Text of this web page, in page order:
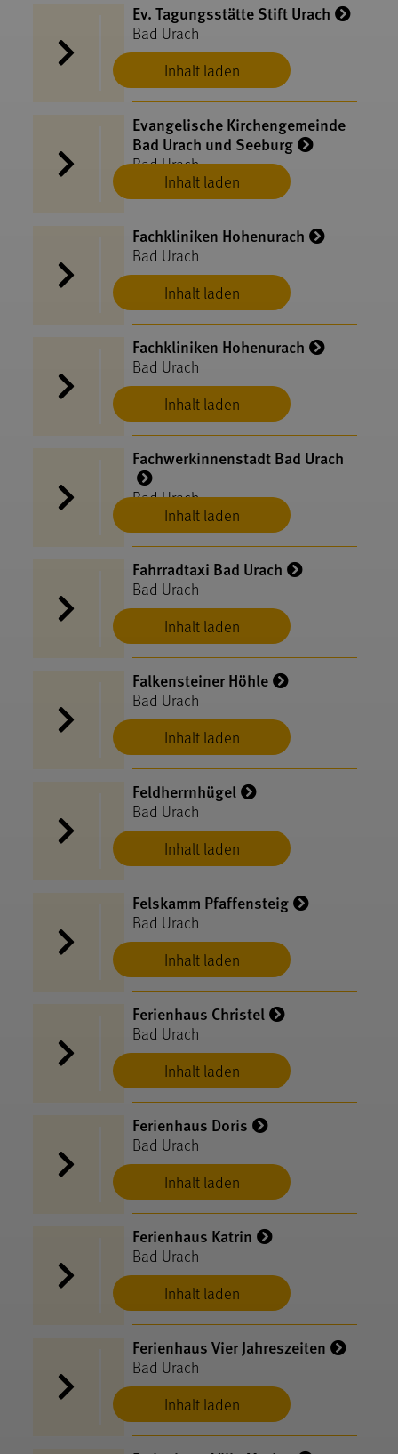
Inhalt laden
Ev. Tagungsstätte Stift Urach
Bad Urach
Inhalt laden
Evangelische Kirchengemeinde
Bad Urach und Seeburg
Bad Urach
Inhalt laden
Fachkliniken Hohenurach
Bad Urach
Inhalt laden
Fachkliniken Hohenurach
Bad Urach
Inhalt laden
Fachwerkinnenstadt Bad Urach
Bad Urach
Inhalt laden
Fahrradtaxi Bad Urach
Bad Urach
Inhalt laden
Falkensteiner Höhle
Bad Urach
Inhalt laden
Feldherrnhügel
Bad Urach
Inhalt laden
Felskamm Pfaffensteig
Bad Urach
Inhalt laden
Ferienhaus Christel
Bad Urach
Inhalt laden
Ferienhaus Doris
Bad Urach
Inhalt laden
Ferienhaus Katrin
Bad Urach
Inhalt laden
Ferienhaus Vier Jahreszeiten
Bad Urach